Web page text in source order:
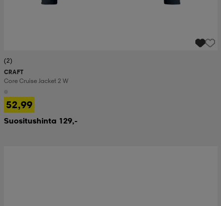
(2)
CRAFT
Core Cruise Jacket 2 W
52,99
Suositushinta 129,-